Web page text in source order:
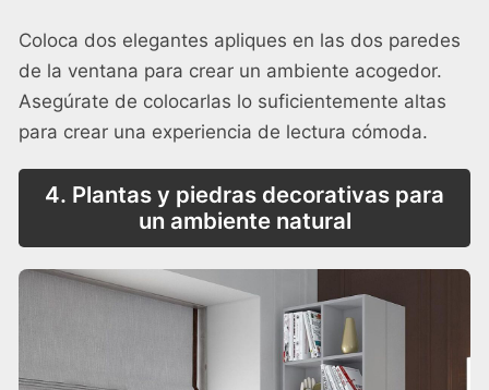
Coloca dos elegantes apliques en las dos paredes
de la ventana para crear un ambiente acogedor.
Asegúrate de colocarlas lo suficientemente altas
para crear una experiencia de lectura cómoda.
4. Plantas y piedras decorativas para
un ambiente natural